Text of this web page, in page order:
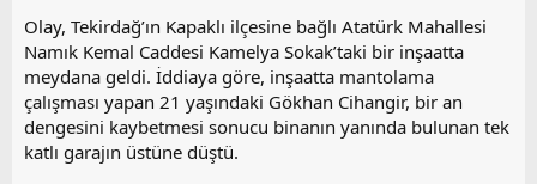
a
n
h
i
Olay, Tekirdağ’ın Kapaklı ilçesine bağlı Atatürk Mahallesi
Namık Kemal Caddesi Kamelya Sokak’taki bir inşaatta
meydana geldi. İddiaya göre, inşaatta mantolama
çalışması yapan 21 yaşındaki Gökhan Cihangir, bir an
dengesini kaybetmesi sonucu binanın yanında bulunan tek
katlı garajın üstüne düştü.